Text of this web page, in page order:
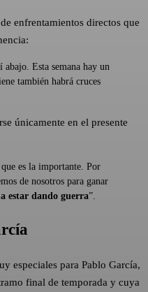
enfrentamientos directos que
abajo. Esta semana hay un
también habrá cruces
únicamente en el presente
es la importante. Por
de nosotros para ganar
estar dando guerra”.
especiales para Pablo García,
final de temporada y cuya